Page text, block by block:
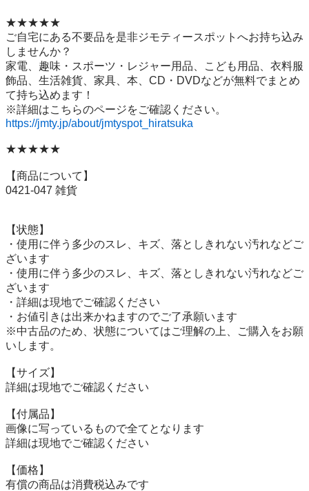
★★★★★
ご自宅にある不要品を是非ジモティースポットへお持ち込み
しませんか？
家電、趣味・スポーツ・レジャー用品、こども用品、衣料服
飾品、生活雑貨、家具、本、CD・DVDなどが無料でまとめ
て持ち込めます！
https://jmty.jp/about/jmtyspot_hiratsuka
★★★★★
【商品について】
0421-047 雑貨
【状態】
・使用に伴う多少のスレ、キズ、落としきれない汚れなどご
ざいます
・使用に伴う多少のスレ、キズ、落としきれない汚れなどご
ざいます
・詳細は現地でご確認ください
・お値引きは出来かねますのでご了承願います
※中古品のため、状態についてはご理解の上、ご購入をお願
いします。
【サイズ】
詳細は現地でご確認ください
【付属品】
画像に写っているもので全てとなります
詳細は現地でご確認ください
【価格】
有償の商品は消費税込みです